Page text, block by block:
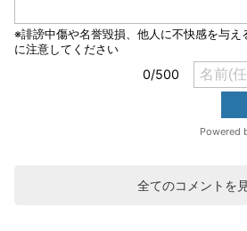
全てのコメントを